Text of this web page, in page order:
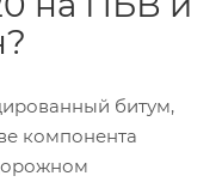
битум,
компонента